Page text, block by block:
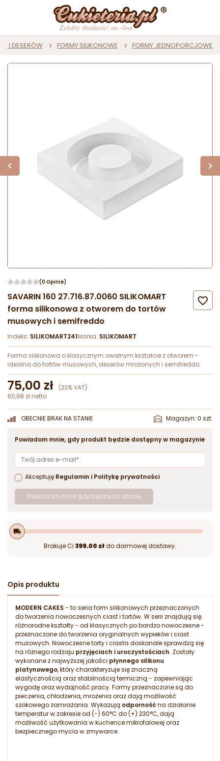
I DESERÓW FORMY SILIKONOWE FORMY JEDNOPORCJOWE
(0 Opinie)
SAVARIN 160 27.716.87.0060 SILIKOMART
forma silikonowa z otworem do tortów
musowych i semifreddo

Indeks: SILIKOMART241Marka: SILIKOMART
Forma silikonowa o klasycznym owalnym kształcie z otworem -
idealna do tortów musowych, deserów mrożonych i semifreddo.
75,00 zł
(23% VAT)
60,98 zł netto
OBECNIE BRAK NA STANIE Magazyn: 0 szt.
Powiadom mnie, gdy produkt będzie dostępny w magazynie
Akceptuję Regulamin i Politykę prywatności
Powiadom mnie gdy będzie na stanie
local_shipping
Brakuje Ci 399.00 złdo darmowej dostawy.
Opis produktu
MODERN CAKES - to seria form silikonowych przeznaczonych
do tworzenia nowoczesnych ciast i tortów. W serii znajdują się
różnorodne kształty - od klasycznych po bardzo nowoczesne -
przeznaczone do tworzenia oryginalnych wypieków i ciast
musowych. Nowoczesne torty i ciasta doskonale sprawdzą się
na różnego rodzaju przyjęciach i uroczystościach. Zostały
wykonane z najwyższej jakości płynnego silikonu
platynowego, który charakteryzuje się znaczną
elastycznością oraz stabilnością termiczną - zapewniając
wygodę oraz wydajność pracy. Formy przeznaczone są do
pieczenia, chłodzenia, mrożenia oraz dają możliwość
szokowego zamrażania. Wykazują odpornośćna działanie
temperatur w zakresie od (-) 60°C do (+) 230°C, dają
możliwość użytkowania w kuchence mikrofalowej oraz
bezpiecznego mycia w zmywarce.